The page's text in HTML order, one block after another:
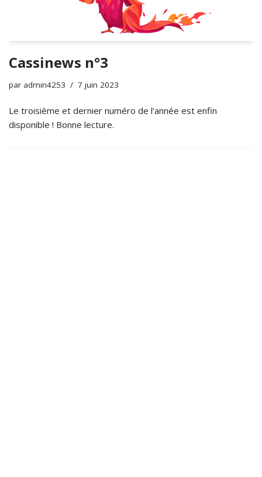
Cassinews n°3
par admin4253 7 juin 2023
Le troisième et dernier numéro de l’année est enfin
disponible ! Bonne lecture.